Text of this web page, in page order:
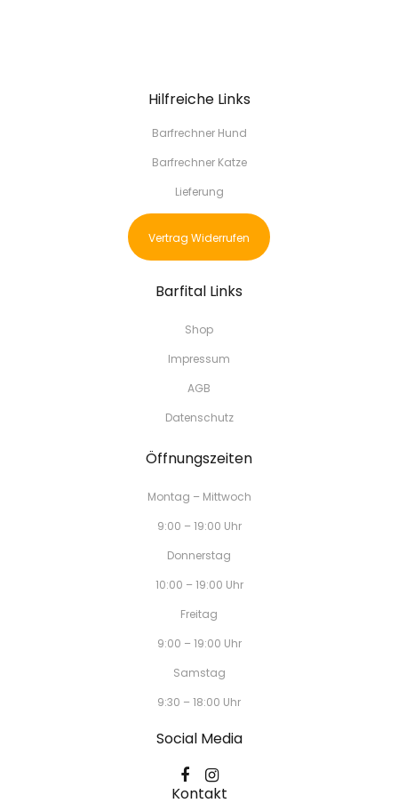
Hilfreiche Links
Barfrechner Hund
Barfrechner Katze
Lieferung
Vertrag Widerrufen
Barfital Links
Shop
Impressum
AGB
Datenschutz
Öffnungszeiten
Montag – Mittwoch
9:00 – 19:00 Uhr
Donnerstag
10:00 – 19:00 Uhr
Freitag
9:00 – 19:00 Uhr
Samstag
9:30 – 18:00 Uhr
Social Media
Kontakt